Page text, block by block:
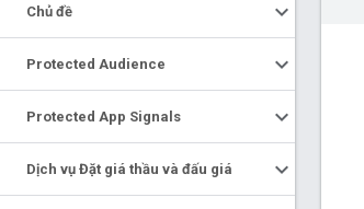
Chủ đề
Protected Audience
Protected App Signals
Dịch vụ Đặt giá thầu và đấu giá